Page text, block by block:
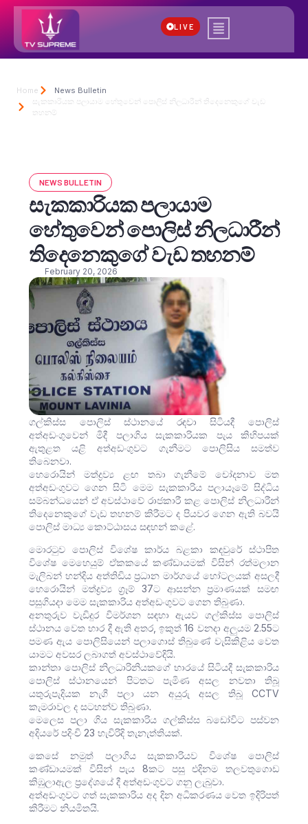
LIVE
Home
News Bulletin
සැකකාරියක පලායාම හේතුවෙන් පොලිස් නිලධාරීන් තිදෙනෙකුගේ වැඩ
තහනම්
NEWS BULLETIN
සැකකාරියක පලායාම
හේතුවෙන් පොලිස් නිලධාරීන්
තිදෙනෙකුගේ වැඩ තහනම්
February 20, 2026
ගල්කිස්ස පොලිස් ස්ථානයේ රඳවා සිටියදී පොලිස්
අත්අඩංගුවෙන් මිදී පලාගිය සැකකාරියක පැය කිහිපයක්
ඇතුළත යළි අත්අඩංගුවට ගැනීමට පොලිසිය සමත්ව
තිබෙනවා.
හෙරොයින් මත්ද්‍රව්‍ය ළඟ තබා ගැනීමේ චෝදනාව මත
අත්අඩංගුවට ගෙන සිටි මෙම සැකකාරිය පලායෑමේ සිද්ධිය
සම්බන්ධයෙන් ඒ අවස්ථාවේ රාජකාරී කළ පොලිස් නිලධාරීන්
තිදෙනෙකුගේ වැඩ තහනම් කිරීමට ද පියවර ගෙන ඇති බවයි
පොලිස් මාධ්‍ය කොට්ඨාසය සඳහන් කළේ.
මොරටුව පොලිස් විශේෂ කාර්ය බළකා කඳවුරේ ස්ථාපිත
විශේෂ මෙහෙයුම් ඒකකයේ කණ්ඩායමක් විසින් රත්මලාන
මැලිබන් හන්දිය අත්තිඩිය ප්‍රධාන මාර්ගයේ හෝටලයක් අසලදී
හෙරොයින් මත්ද්‍රව්‍ය ග්‍රෑම් 37ට ආසන්න ප්‍රමාණයක් සමඟ
පසුගියදා මෙම සැකකාරිය අත්අඩංගුවට ගෙන තිබුණා.
අනතුරුව වැඩිදුර විමර්ශන සඳහා ඇයව ගල්කිස්ස පොලිස්
ස්ථානය වෙත භාර දී ඇති අතර, ඉකුත් 16 වනදා අලුයම 2.55ට
පමණ ඇය පොලිසියෙන් පලාගොස් තිබුණේ වැසිකිළිය වෙත
යාමට අවසර ලබාගත් අවස්ථාවේදියි.
කාන්තා පොලිස් නිලධාරිනියකගේ භාරයේ සිටියදී සැකකාරිය
පොලිස් ස්ථානයෙන් පිටතට පැමිණ අසල නවතා තිබූ
යතුරුපැදියක නැගී පලා යන අයුරු අසල තිබූ CCTV
කැමරාවල ද සටහන්ව තිබුණා.
මෙලෙස පලා ගිය සැකකාරිය ගල්කිස්ස බඩෝවිට පස්වන
අදියරේ පදිංචි 23 හැවිරිදි තැනැත්තියක්.
කෙසේ නමුත් පලාගිය සැකකාරියව විශේෂ පොලිස්
කණ්ඩායමක් විසින් පැය 8කට පසු එදිනම තලවතුගොඩ
කිඹුලාඇල ප්‍රදේශයේ දී අත්අඩංගුවට ගනු ලැබුවා.
අත්අඩංගුවට ගත් සැකකාරිය අද දින අධිකරණය වෙත ඉදිරිපත්
කිරීමට නියමිතයි.